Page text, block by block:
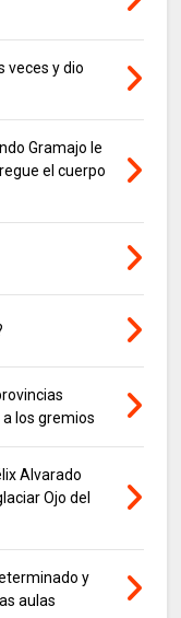
veces y dio
Gramajo le
el cuerpo
los gremios
Alvarado
Ojo del
y
aulas